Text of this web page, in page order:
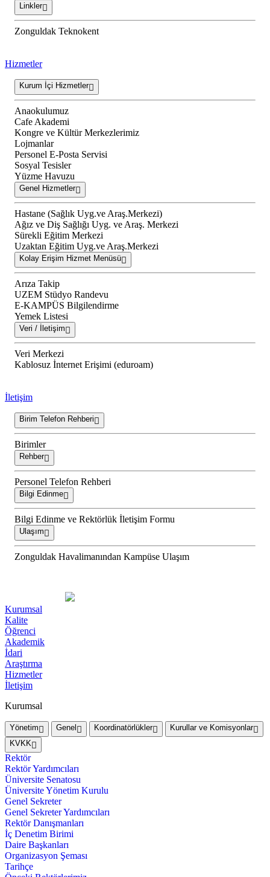
Linkler
Zonguldak Teknokent
Hizmetler
Kurum İçi Hizmetler
Anaokulumuz
Cafe Akademi
Kongre ve Kültür Merkezlerimiz
Lojmanlar
Personel E-Posta Servisi
Sosyal Tesisler
Yüzme Havuzu
Genel Hizmetler
Hastane (Sağlık Uyg.ve Araş.Merkezi)
Ağız ve Diş Sağlığı Uyg. ve Araş. Merkezi
Sürekli Eğitim Merkezi
Uzaktan Eğitim Uyg.ve Araş.Merkezi
Kolay Erişim Hizmet Menüsü
Arıza Takip
UZEM Stüdyo Randevu
E-KAMPÜS Bilgilendirme
Yemek Listesi
Veri / İletişim
Veri Merkezi
Kablosuz İnternet Erişimi (eduroam)
İletişim
Birim Telefon Rehberi
Birimler
Rehber
Personel Telefon Rehberi
Bilgi Edinme
Bilgi Edinme ve Rektörlük İletişim Formu
Ulaşım
Zonguldak Havalimanından Kampüse Ulaşım
Kurumsal
Kalite
Öğrenci
Akademik
İdari
Araştırma
Hizmetler
İletişim
Kurumsal
Yönetim Genel Koordinatörlükler
Kurullar ve Komisyonlar
KVKK
Rektör
Rektör Yardımcıları
Üniversite Senatosu
Üniversite Yönetim Kurulu
Genel Sekreter
Genel Sekreter Yardımcıları
Rektör Danışmanları
İç Denetim Birimi
Daire Başkanları
Organizasyon Şeması
Tarihçe